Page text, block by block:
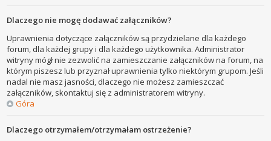
Dlaczego nie mogę dodawać załączników?
Uprawnienia dotyczące załączników są przydzielane dla każdego
forum, dla każdej grupy i dla każdego użytkownika. Administrator
witryny mógł nie zezwolić na zamieszczanie załączników na forum, na
którym piszesz lub przyznał uprawnienia tylko niektórym grupom. Jeśli
nadal nie masz jasności, dlaczego nie możesz zamieszczać
załączników, skontaktuj się z administratorem witryny.
Góra
Dlaczego otrzymałem/otrzymałam ostrzeżenie?